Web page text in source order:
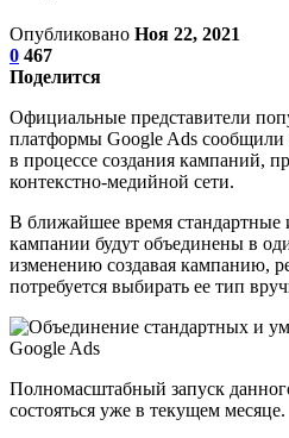
Опубликовано Ноя 22, 2021
0 467
Поделится
Официальные представители
платформы Google Ads сообщили
в процессе создания кампаний,
контекстно-медийной сети.
В ближайшее время
кампании будут объединены в
изменению создавая кампанию,
потребуется выбирать ее тип
Полномасштабный запуск
состояться уже в текущем месяце.